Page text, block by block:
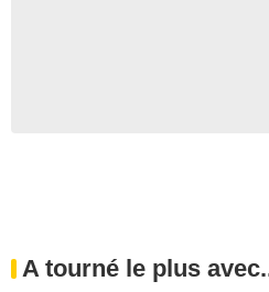
A tourné le plus